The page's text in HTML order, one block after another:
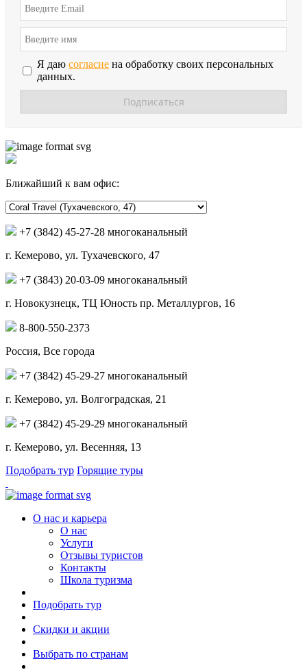
Я даю согласие на обработку своих персональных
данных.
Ближайший к вам офис:
+7 (3842) 45-27-28 многоканальный
г. Кемерово, ул. Тухачевского, 47
+7 (3843) 20-03-09 многоканальный
г. Новокузнецк, ТЦ Юность пр. Металлургов, 16
8-800-550-2373
Россия, Все города
+7 (3842) 45-29-27 многоканальный
г. Кемерово, ул. Волгоградская, 21
+7 (3842) 45-29-29 многоканальный
г. Кемерово, ул. Весенняя, 13
Подобрать тур Горящие туры
О нас и карьера
О нас
Услуги
Отзывы туристов
Контакты
Школа туризма
Подобрать тур
Скидки и акции
Выбрать по странам